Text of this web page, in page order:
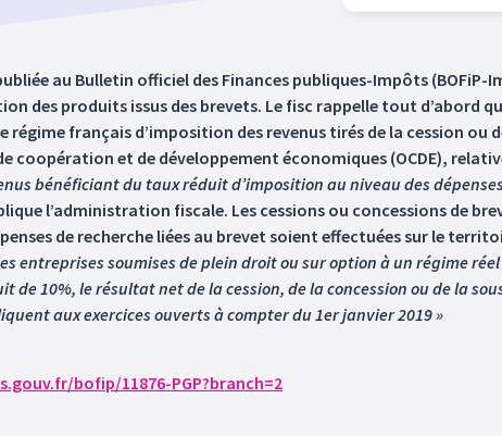
au Bulletin officiel des Finances publiques-Impôts
des produits issus des brevets. Le fisc rappelle tout d’abord
français d’imposition des revenus tirés de la cession ou
coopération et de développement économiques (OCDE),
bénéficiant du taux réduit d’imposition au niveau des
l’administration fiscale. Les cessions ou concessions de
de recherche liées au brevet soient effectuées sur le
entreprises soumises de plein droit ou sur option à un régime
de 10%, le résultat net de la cession, de la concession ou de la
aux exercices ouverts à compter du 1er janvier 2019 »
bofip/11876-PGP?branch=2